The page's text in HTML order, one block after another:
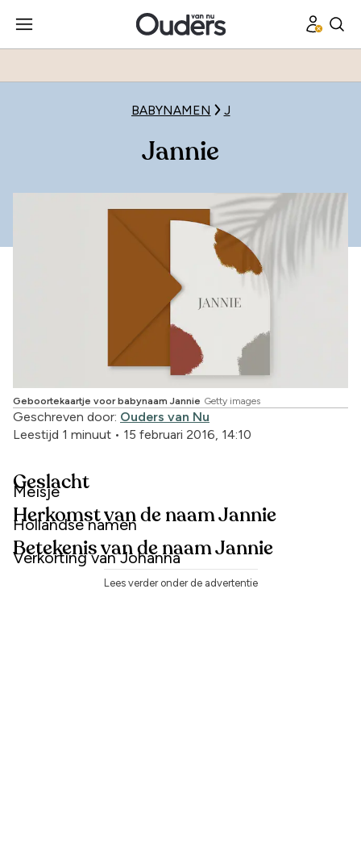
BABYNAMEN J
Jannie
Geboortekaartje voor babynaam Jannie Getty images
Geschreven door: Ouders van Nu
Leestijd 1 minuut • 15 februari 2016, 14:10
Geslacht
Meisje
Herkomst van de naam Jannie
Hollandse namen
Betekenis van de naam Jannie
Verkorting van Johanna
Lees verder onder de advertentie